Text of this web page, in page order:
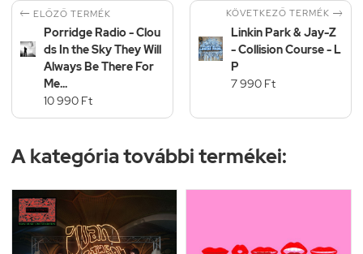
 ELŐZŐ TERMÉK
Porridge Radio - Clou
ds In the Sky They Will
Always Be There For
Me...
10 990 Ft
KÖVETKEZŐ TERMÉK 
Linkin Park & Jay-Z
- Collision Course - L
P
7 990 Ft
A kategória további termékei: